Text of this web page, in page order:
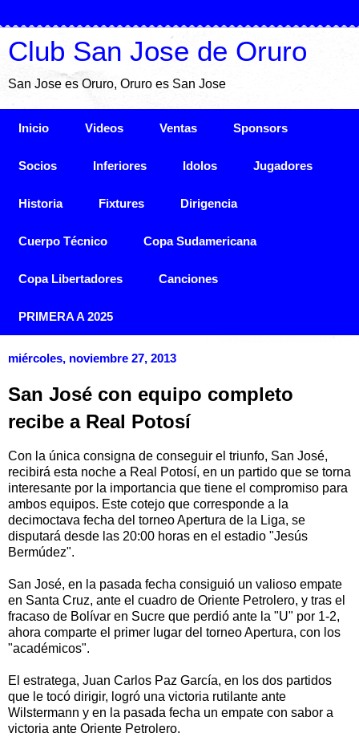
Club San Jose de Oruro
San Jose es Oruro, Oruro es San Jose
Inicio Videos Ventas Sponsors
Socios Inferiores Idolos Jugadores
Historia Fixtures Dirigencia
Cuerpo Técnico Copa Sudamericana
Copa Libertadores Canciones
PRIMERA A 2025
miércoles, noviembre 27, 2013
San José con equipo completo
recibe a Real Potosí
Con la única consigna de conseguir el triunfo, San José,
recibirá esta noche a Real Potosí, en un partido que se torna
interesante por la importancia que tiene el compromiso para
ambos equipos. Este cotejo que corresponde a la
decimoctava fecha del torneo Apertura de la Liga, se
disputará desde las 20:00 horas en el estadio "Jesús
Bermúdez".
San José, en la pasada fecha consiguió un valioso empate
en Santa Cruz, ante el cuadro de Oriente Petrolero, y tras el
fracaso de Bolívar en Sucre que perdió ante la "U" por 1-2,
ahora comparte el primer lugar del torneo Apertura, con los
"académicos".
El estratega, Juan Carlos Paz García, en los dos partidos
que le tocó dirigir, logró una victoria rutilante ante
Wilstermann y en la pasada fecha un empate con sabor a
victoria ante Oriente Petrolero.